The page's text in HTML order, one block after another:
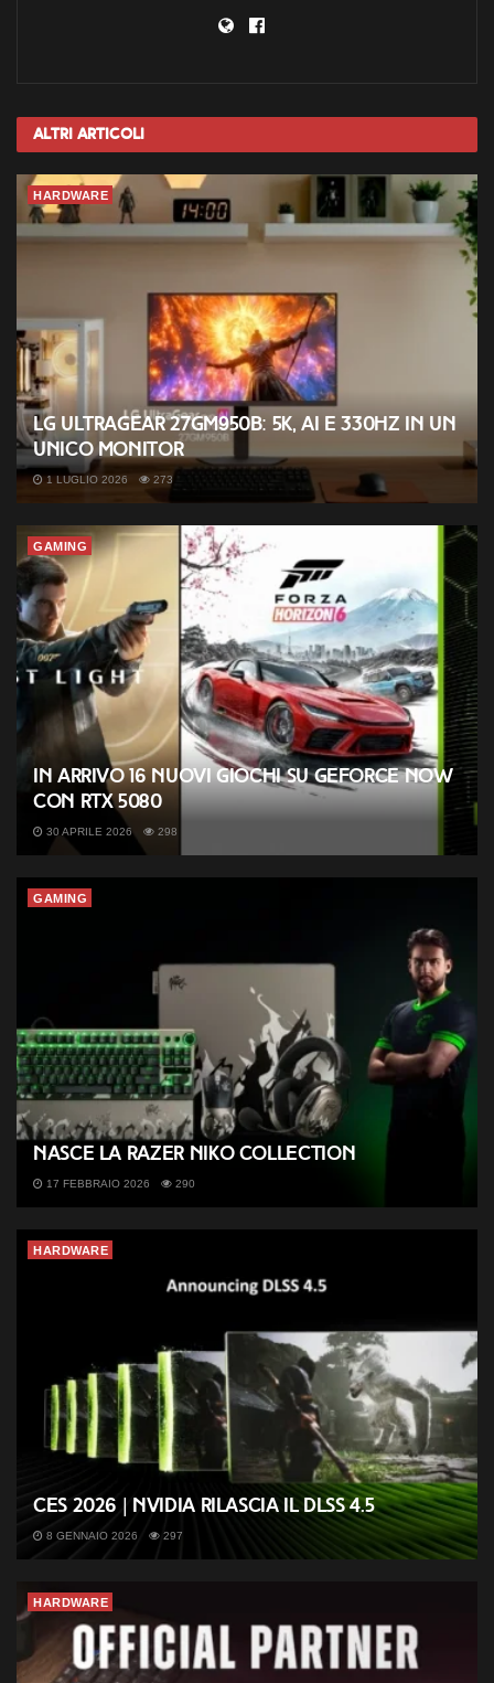
Altri Articoli
HARDWARE
LG UltraGear 27GM950B: 5K, AI e 330Hz in un
unico monitor
1 LUGLIO 2026 273
GAMING
In arrivo 16 nuovi giochi su GeForce NOW
con RTX 5080
30 APRILE 2026 298
GAMING
Nasce la Razer NiKo Collection
17 FEBBRAIO 2026 290
HARDWARE
CES 2026 | Nvidia rilascia il DLSS 4.5
8 GENNAIO 2026 297
HARDWARE